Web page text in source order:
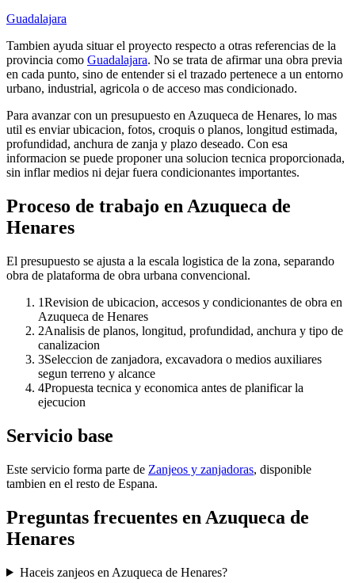
Guadalajara
Tambien ayuda situar el proyecto respecto a otras referencias de la
provincia como Guadalajara. No se trata de afirmar una obra previa
en cada punto, sino de entender si el trazado pertenece a un entorno
urbano, industrial, agricola o de acceso mas condicionado.
Para avanzar con un presupuesto en Azuqueca de Henares, lo mas
util es enviar ubicacion, fotos, croquis o planos, longitud estimada,
profundidad, anchura de zanja y plazo deseado. Con esa
informacion se puede proponer una solucion tecnica proporcionada,
sin inflar medios ni dejar fuera condicionantes importantes.
Proceso de trabajo en Azuqueca de
Henares
El presupuesto se ajusta a la escala logistica de la zona, separando
obra de plataforma de obra urbana convencional.
1Revision de ubicacion, accesos y condicionantes de obra en
Azuqueca de Henares
2Analisis de planos, longitud, profundidad, anchura y tipo de
canalizacion
3Seleccion de zanjadora, excavadora o medios auxiliares
segun terreno y alcance
4Propuesta tecnica y economica antes de planificar la
ejecucion
Servicio base
Este servicio forma parte de Zanjeos y zanjadoras, disponible
tambien en el resto de Espana.
Preguntas frecuentes en Azuqueca de
Henares
Haceis zanjeos en Azuqueca de Henares?